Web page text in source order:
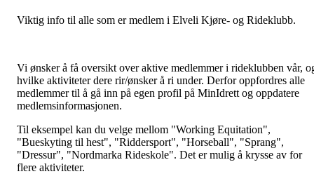
Viktig info til alle som er medlem i Elveli Kjøre- og Rideklubb.
Vi ønsker å få oversikt over aktive medlemmer i rideklubben vår,
hvilke aktiviteter dere rir/ønsker å ri under. Derfor oppfordres alle
medlemmer til å gå inn på egen profil på MinIdrett og oppdatere
medlemsinformasjonen.
Til eksempel kan du velge mellom "Working Equitation",
"Bueskyting til hest", "Riddersport", "Horseball", "Sprang",
"Dressur", "Nordmarka Rideskole". Det er mulig å krysse av for
flere aktiviteter.